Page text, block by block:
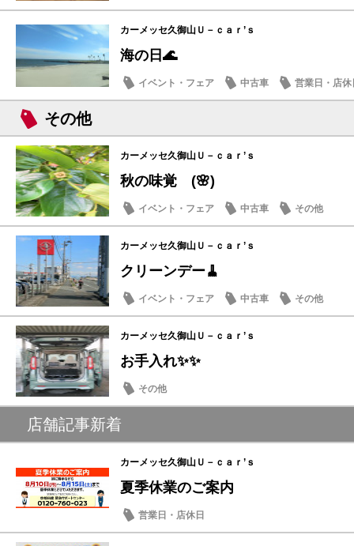
カーメッセ久御山Ｕ－ｃａｒ’ｓ
海の日🌊
イベント・フェア 中古車 営業日・店休
その他
カーメッセ久御山Ｕ－ｃａｒ’ｓ
秋の味覚 (🌸)
イベント・フェア 中古車 その他
カーメッセ久御山Ｕ－ｃａｒ’ｓ
クリーンデー🧹
イベント・フェア 中古車 その他
カーメッセ久御山Ｕ－ｃａｒ’ｓ
お手入れ✨✨
その他
店舗記事新着
カーメッセ久御山Ｕ－ｃａｒ’ｓ
夏季休業のご案内
営業日・店休日